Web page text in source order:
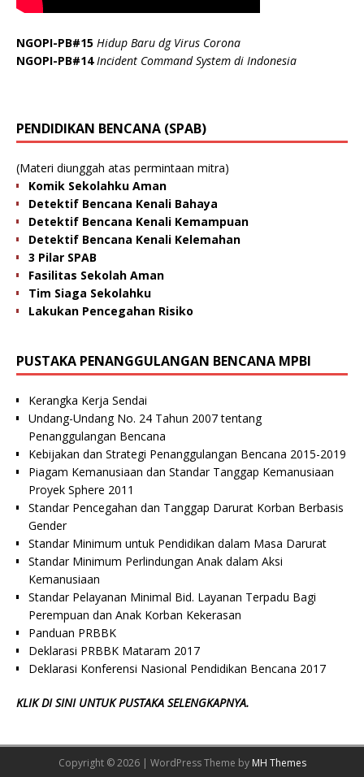
NGOPI-PB#15 Hidup Baru dg Virus Corona
NGOPI-PB#14 Incident Command System di Indonesia
PENDIDIKAN BENCANA (SPAB)
(Materi diunggah atas permintaan mitra)
Komik Sekolahku Aman
Detektif Bencana Kenali Bahaya
Detektif Bencana Kenali Kemampuan
Detektif Bencana Kenali Kelemahan
3 Pilar SPAB
Fasilitas Sekolah Aman
Tim Siaga Sekolahku
Lakukan Pencegahan Risiko
PUSTAKA PENANGGULANGAN BENCANA MPBI
Kerangka Kerja Sendai
Undang-Undang No. 24 Tahun 2007 tentang
Penanggulangan Bencana
Kebijakan dan Strategi Penanggulangan Bencana 2015-2019
Piagam Kemanusiaan dan Standar Tanggap Kemanusiaan
Proyek Sphere 2011
Standar Pencegahan dan Tanggap Darurat Korban Berbasis
Gender
Standar Minimum untuk Pendidikan dalam Masa Darurat
Standar Minimum Perlindungan Anak dalam Aksi
Kemanusiaan
Standar Pelayanan Minimal Bid. Layanan Terpadu Bagi
Perempuan dan Anak Korban Kekerasan
Panduan PRBBK
Deklarasi PRBBK Mataram 2017
Deklarasi Konferensi Nasional Pendidikan Bencana 2017
KLIK DI SINI UNTUK PUSTAKA SELENGKAPNYA.
Copyright © 2026 | WordPress Theme by MH Themes